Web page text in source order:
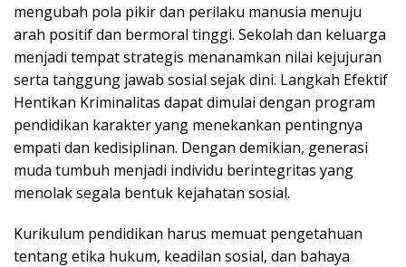
mengubah pola pikir dan perilaku manusia menuju
arah positif dan bermoral tinggi. Sekolah dan keluarga
menjadi tempat strategis menanamkan nilai kejujuran
serta tanggung jawab sosial sejak dini. Langkah Efektif
Hentikan Kriminalitas dapat dimulai dengan program
pendidikan karakter yang menekankan pentingnya
empati dan kedisiplinan. Dengan demikian, generasi
muda tumbuh menjadi individu berintegritas yang
menolak segala bentuk kejahatan sosial.
Kurikulum pendidikan harus memuat pengetahuan
tentang etika hukum, keadilan sosial, dan bahaya